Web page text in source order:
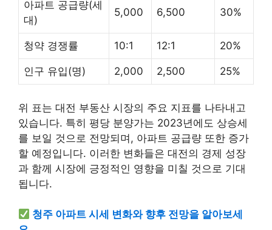
아파트 공급량(세
대)
5,000 6,500 30%
청약 경쟁률 10:1 12:1 20%
인구 유입(명) 2,000 2,500 25%
위 표는 대전 부동산 시장의 주요 지표를 나타내고
있습니다. 특히 평당 분양가는 2023년에도 상승세
를 보일 것으로 전망되며, 아파트 공급량 또한 증가
할 예정입니다. 이러한 변화들은 대전의 경제 성장
과 함께 시장에 긍정적인 영향을 미칠 것으로 기대
됩니다.
청주 아파트 시세 변화와 향후 전망을 알아보세